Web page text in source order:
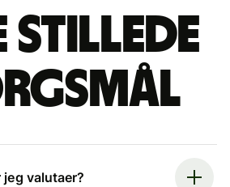
stillede
valutaer?